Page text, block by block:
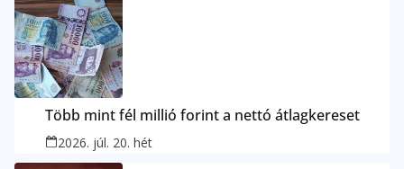
Több mint fél millió forint a nettó átlagkereset
2026. júl. 20. hét